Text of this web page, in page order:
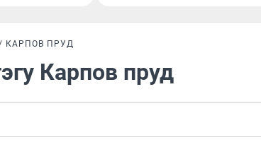
КАРПОВ ПРУД
Карпов пруд